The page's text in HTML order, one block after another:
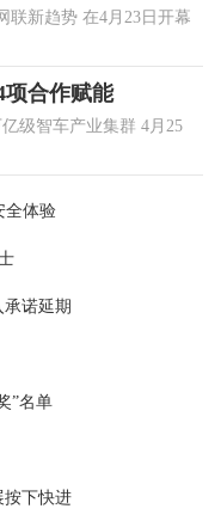
联新趋势 在4月23日开幕
项合作赋能
级智车产业集群 4月25
全体验
诺延期
”名单
按下快进